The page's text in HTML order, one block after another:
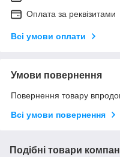
Оплата за реквізитами
Всі умови оплати
Умови повернення
Повернення товару
Всі умови повернення
Подібні товари